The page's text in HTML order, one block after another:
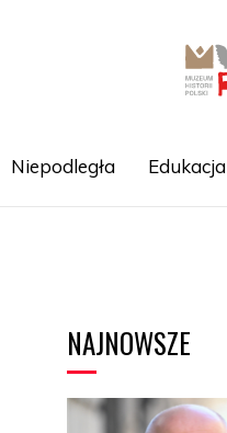
Niepodległa Edukacja
NAJNOWSZE